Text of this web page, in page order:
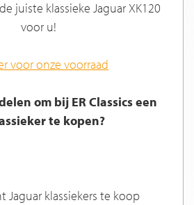
juiste klassieke Jaguar XK120
voor u!
voor onze voorraad
om bij ER Classics een
te kopen?
Jaguar klassiekers te koop